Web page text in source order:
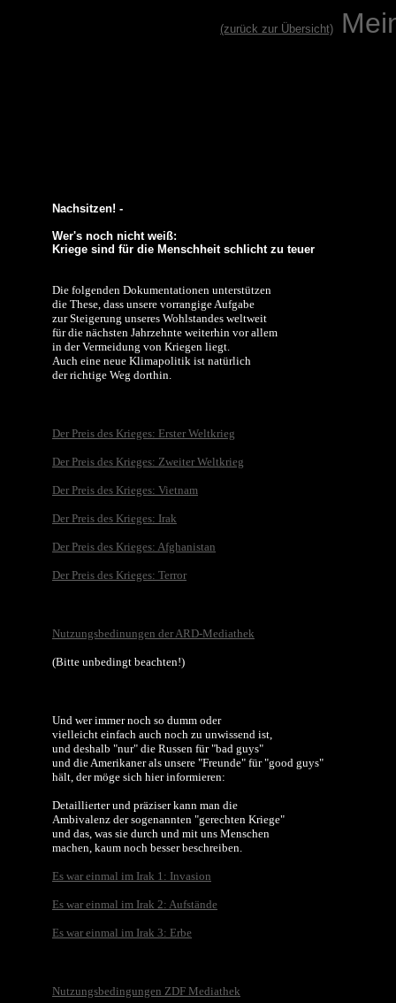
(zurück zur Übersicht)
Nachsitzen! -
Wer's noch nicht weiß:
Kriege sind für die Menschheit schlicht zu teuer
Die folgenden Dokumentationen unterstützen
die These, dass unsere vorrangige Aufgabe
zur Steigerung unseres Wohlstandes weltweit
für die nächsten Jahrzehnte weiterhin vor allem
in der Vermeidung von Kriegen liegt.
Auch eine neue Klimapolitik ist natürlich
der richtige Weg dorthin.
Der Preis des Krieges: Erster Weltkrieg
Der Preis des Krieges: Zweiter Weltkrieg
Der Preis des Krieges: Vietnam
Der Preis des Krieges: Irak
Der Preis des Krieges: Afghanistan
Der Preis des Krieges: Terror
Nutzungsbedinungen der ARD-Mediathek
(Bitte unbedingt beachten!)
Und wer immer noch so dumm oder
vielleicht einfach auch noch zu unwissend ist,
und deshalb "nur" die Russen für "bad guys"
und die Amerikaner als unsere "Freunde" für "good guys"
hält, der möge sich hier informieren:
Detaillierter und präziser kann man die
Ambivalenz der sogenannten "gerechten Kriege"
und das, was sie durch und mit uns Menschen
machen, kaum noch besser beschreiben.
Es war einmal im Irak 1: Invasion
Es war einmal im Irak 2: Aufstände
Es war einmal im Irak 3: Erbe
Nutzungsbedingungen ZDF Mediathek